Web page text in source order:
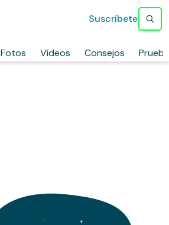
Fotos Vídeos Consejos
Suscríbete